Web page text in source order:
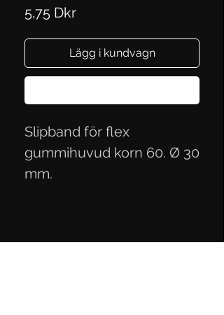
5,75 DkrPris
Lägg i kundvagn
Slipband för flex
gummihuvud korn 60. Ø 30
mm.